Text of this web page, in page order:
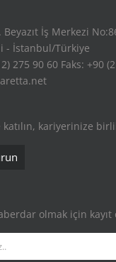
İş Merkezi
- İstanbul/Türkiye
275 90 60 Faks: +90
kariyerinize
olmak için kayıt